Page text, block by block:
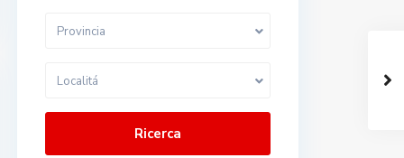
Provincia
Localitá
Ricerca